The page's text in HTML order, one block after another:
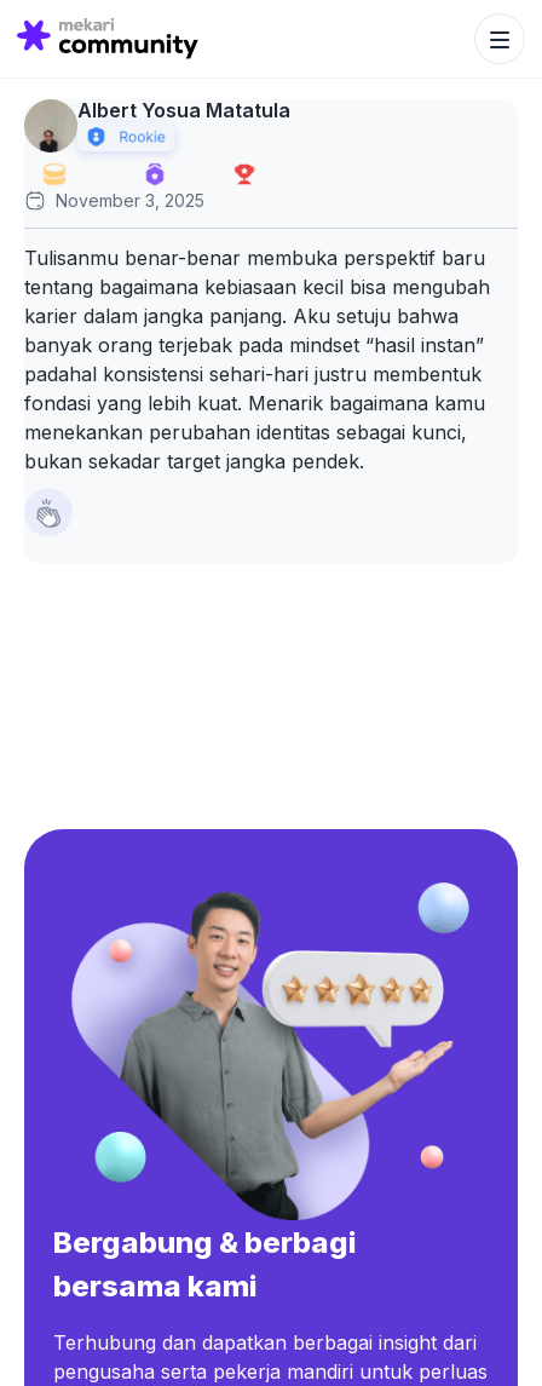
Search
for:
Search
Albert Yosua Matatula
November 3, 2025
Tulisanmu benar-benar membuka perspektif baru
tentang bagaimana kebiasaan kecil bisa mengubah
karier dalam jangka panjang. Aku setuju bahwa
banyak orang terjebak pada mindset “hasil instan”
padahal konsistensi sehari-hari justru membentuk
fondasi yang lebih kuat. Menarik bagaimana kamu
menekankan perubahan identitas sebagai kunci,
bukan sekadar target jangka pendek.
Bergabung & berbagi
bersama kami
Terhubung dan dapatkan berbagai insight dari
pengusaha serta pekerja mandiri untuk perluas